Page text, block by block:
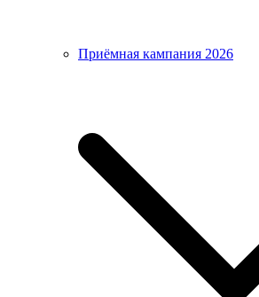
Приёмная кампания 2026